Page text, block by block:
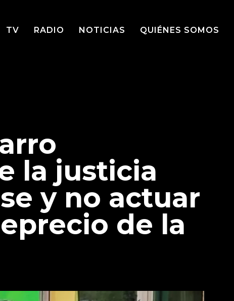
TV RADIO NOTICIAS QUIÉNES SOMOS
la justicia
y no actuar
de la